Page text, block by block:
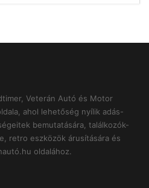
Veterán Autó és Motor
ahol lehetőség nyílik adás-
bemutatására, találkozók-
retro eszközök árusítására és
oldalához.